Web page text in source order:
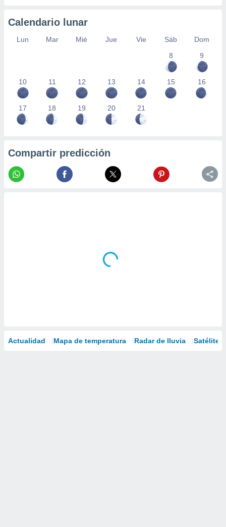
Calendario lunar
Lun Mar Mié Jue Vie Sáb
Dom
8
9
10 11 12 13 14 15 16
17 18 19 20 21
Compartir predicción
Actualidad Mapa de temperatura Radar de lluvia Satélites